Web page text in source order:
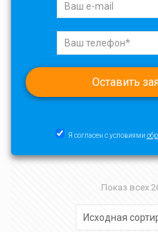
Я согласен с условиями
Показ всех